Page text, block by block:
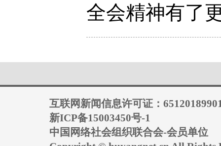
全会精神有了
互联网新闻信息许可证：
新ICP备15003450号-1
中国网络社会组织联合会-会员单位